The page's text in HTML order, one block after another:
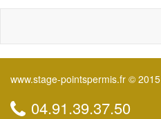
www.stage-pointspermis.fr © 2015
04.91.39.37.50